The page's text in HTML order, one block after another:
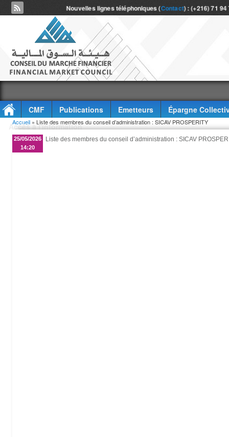
Nouvelles lignes téléphoniques (Contact) : (+216) 71
CMF Publications Emetteurs
Épargne
Accès à l'information
Vous êtes ici
Accueil » Liste des membres du conseil d’administration : SICAV PROSPERITY
25/05/2026
14:20
Liste des membres du conseil d’administration : SICAV